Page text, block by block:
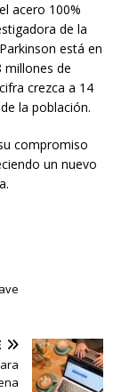
acero 100%
de la
está en
de
crezca a 14
la población.
compromiso
un nuevo